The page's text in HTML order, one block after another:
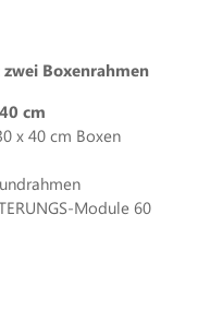
Boxenrahmen
cm
x 40 cm Boxen
Module 60